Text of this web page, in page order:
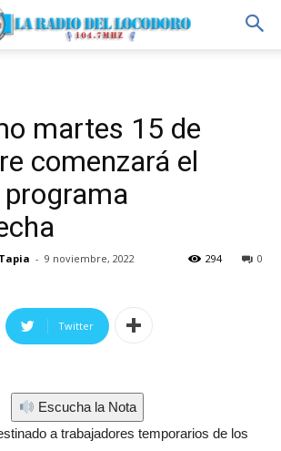
martes 15 de
comenzará el
- 9 noviembre, 2022 0
294
Twitter
Escucha la Nota
a trabajadores temporarios de los